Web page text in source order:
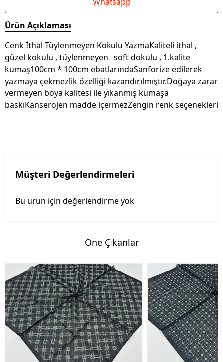
Ürün Açıklaması
Cenk İthal Tüylenmeyen Kokulu YazmaKaliteli ithal ,
güzel kokulu , tüylenmeyen , soft dokulu , 1.kalite
kumaş100cm * 100cm ebatlarındaSanforize edilerek
yazmaya çekmezlik özelliği kazandırılmıştır.Doğaya zarar
vermeyen boya kalitesi ile yıkanmış kumaşa
baskıKanserojen madde içermezZengin renk seçenekleri
Müşteri Değerlendirmeleri
Bu ürün için değerlendirme yok
Öne Çıkanlar